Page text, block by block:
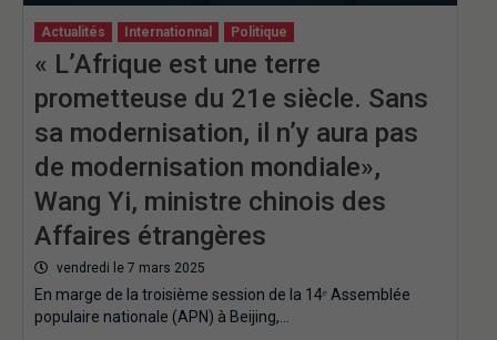
Actualités Internationnal Politique
« L’Afrique est une terre
prometteuse du 21e siècle. Sans
sa modernisation, il n’y aura pas
de modernisation mondiale»,
Wang Yi, ministre chinois des
Affaires étrangères
vendredi le 7 mars 2025
En marge de la troisième session de la 14ᵉ Assemblée
populaire nationale (APN) à Beijing,…